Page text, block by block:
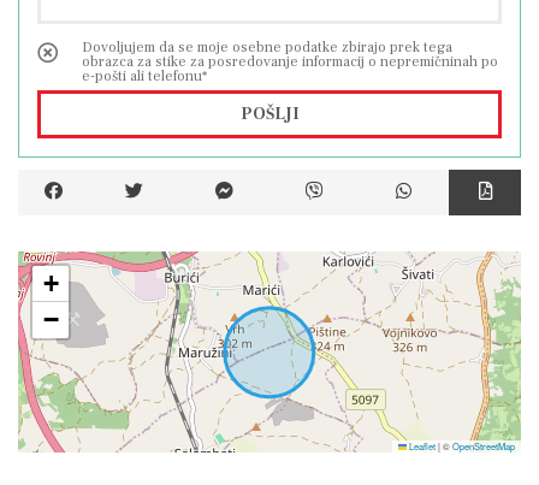
pozornosti, narejena kvalitetno in po meri
luksuza ter ustvarja občutek ugodja.
Dovoljujem da se moje osebne podatke zbirajo prek tega
obrazca za stike za posredovanje informacij o nepremičninah po
e-pošti ali telefonu*
POŠLJI
+
−
Leaflet|©OpenStreetMap